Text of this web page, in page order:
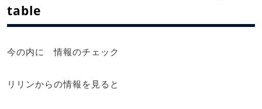
table
今の内に 情報のチェック
リリンからの情報を見ると